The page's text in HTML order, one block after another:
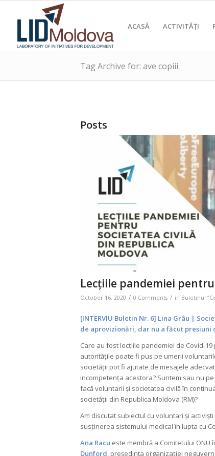
ACASĂ ACTIVITĂȚI
Tag Archive for: ave copiii
Posts
Lecțiile pandemiei
October 16, 2020 / 0 Comments / in Buletinul
[INTERVIU Buletin Nr. 6] Lina Grâu |
de aprovizionări, dar nu a făcut
Care au fost lecțiile pandemiei de Covid-
autoritățile poate fi pus pe umerii
societății pot fi ajutate de mesajele
incompetența acestora? Suntem sau nu
facă voluntarii și societatea civilă în
societății din Republica Moldova (RM)?
Am discutat subiectul cu voluntari și
susținerea sistemului medical în lupta cu
Ana Racu este membră a Comitetului
Dunford, președinta organizației